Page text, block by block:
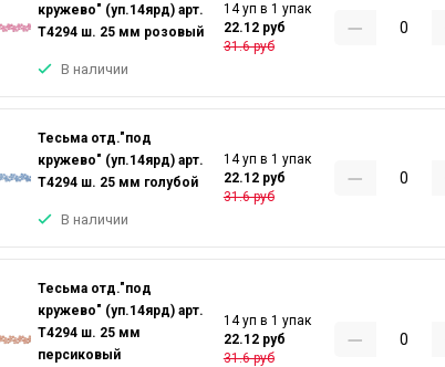
кружево" (уп.14ярд) арт.
T4294 ш. 25 мм розовый
В наличии
14 уп в 1 упак
22.12 руб
31.6 руб
Тесьма отд."под
кружево" (уп.14ярд) арт.
T4294 ш. 25 мм голубой
В наличии
14 уп в 1 упак
22.12 руб
31.6 руб
Тесьма отд."под
кружево" (уп.14ярд) арт.
T4294 ш. 25 мм
персиковый
14 уп в 1 упак
22.12 руб
31.6 руб